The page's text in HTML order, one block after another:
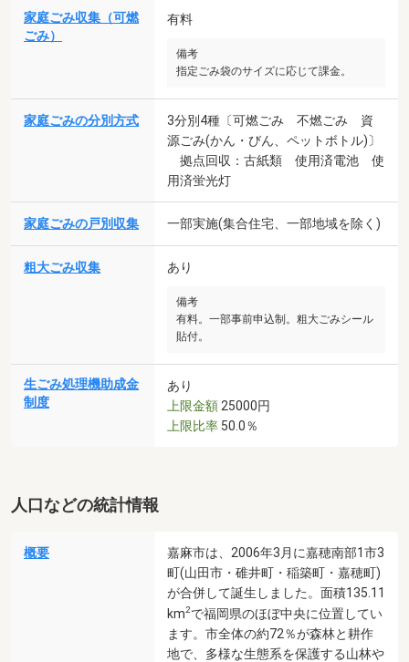
家庭ごみ収集（可燃
ごみ）
有料
備考
指定ごみ袋のサイズに応じて課金。
家庭ごみの分別方式
3分別4種〔可燃ごみ 不燃ごみ 資
源ごみ(かん・びん、ペットボトル)〕
拠点回収：古紙類 使用済電池 使
用済蛍光灯
家庭ごみの戸別収集 一部実施(集合住宅、一部地域を除く)
粗大ごみ収集 あり
備考
有料。一部事前申込制。粗大ごみシール
貼付。
生ごみ処理機助成金
制度
あり
上限金額25000円
上限比率 50.0％
人口などの統計情報
概要
嘉麻市は、2006年3月に嘉穂南部1市3
町(山田市・碓井町・稲築町・嘉穂町)
が合併して誕生しました。面積135.11
km2で福岡県のほぼ中央に位置してい
ます。市全体の約72％が森林と耕作
地で、多様な生態系を保護する山林や